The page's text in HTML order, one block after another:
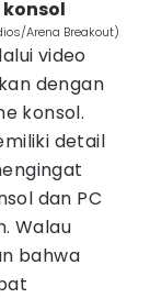
Arena Breakout)
video
dengan
konsol.
detail
dan PC
Walau
bahwa